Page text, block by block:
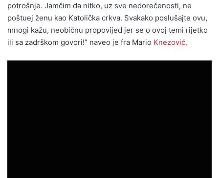
potrošnje. Jamčim da nitko, uz sve nedorečenosti, ne
poštuej ženu kao Katolička crkva. Svakako poslušajte ovu,
mnogi kažu, neobičnu propovijed jer se o ovoj temi rijetko
ili sa zadrškom govori!” naveo je fra Mario Knezović.